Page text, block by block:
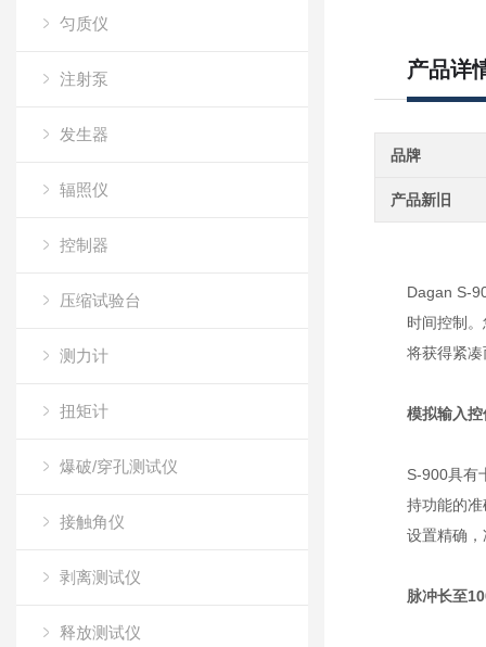
匀质仪
注射泵
发生器
辐照仪
控制器
压缩试验台
测力计
扭矩计
爆破/穿孔测试仪
接触角仪
剥离测试仪
释放测试仪
产品详
品牌
产品新旧
Dagan S-
时间控制
将获得紧
模拟输入控
S-900具有
持功能的
设置精确
脉冲长至